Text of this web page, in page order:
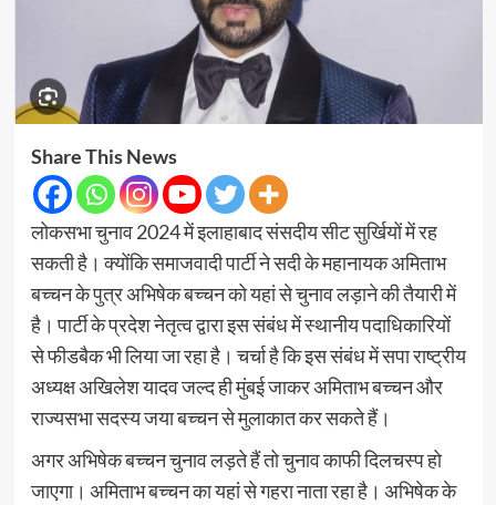
Share This News
लोकसभा चुनाव 2024 में इलाहाबाद संसदीय सीट सुर्खियों में रह
सकती है। क्योंकि समाजवादी पार्टी ने सदी के महानायक अमिताभ
बच्चन के पुत्र अभिषेक बच्चन को यहां से चुनाव लड़ाने की तैयारी में
है। पार्टी के प्रदेश नेतृत्व द्वारा इस संबंध में स्थानीय पदाधिकारियों
से फीडबैक भी लिया जा रहा है। चर्चा है कि इस संबंध में सपा राष्ट्रीय
अध्यक्ष अखिलेश यादव जल्द ही मुंबई जाकर अमिताभ बच्चन और
राज्यसभा सदस्य जया बच्चन से मुलाकात कर सकते हैं।
अगर अभिषेक बच्चन चुनाव लड़ते हैं तो चुनाव काफी दिलचस्प हो
जाएगा। अमिताभ बच्चन का यहां से गहरा नाता रहा है। अभिषेक के